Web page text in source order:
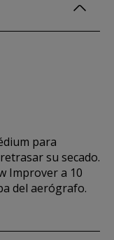
para
su secado.
Improver a 10
del aerógrafo.